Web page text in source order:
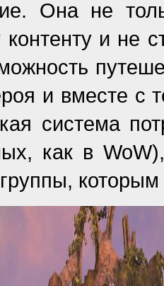
Она не
и не
и вместе
система
как в